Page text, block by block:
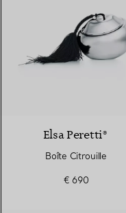
Elsa Peretti®
Boîte Citrouille
€ 690